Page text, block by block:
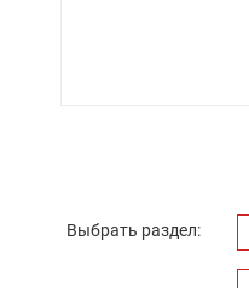
Выбрать раздел: